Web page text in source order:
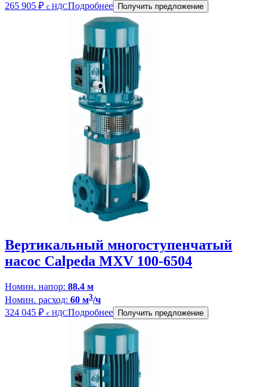
265 905 ₽ с НДСПодробнее Получить предложение
Вертикальный многоступенчатый
насос Calpeda MXV 100-6504
Номин. напор: 88.4 м
Номин. расход: 60 м3/ч
324 045 ₽ с НДСПодробнее Получить предложение